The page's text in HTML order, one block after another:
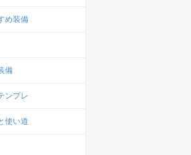
め装備
備
ンプレ
使い道